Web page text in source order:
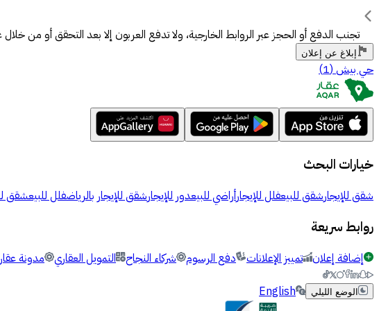
تجنب الدفع أو الحجز عبر الروابط الخارجية، ولا تدفع العربون إلا بعد التحقق أو من خلال
إبلاغ عن إعلان
حي بيش (
1
)
خيارات البحث
شقق للإيجارشقق للبيعفلل للإيجارأراضي للبيعدور للإيجارشقق للإيجار بالرياضفلل للبيعشقق
روابط سريعة
إضافة إعلان تمييز الإعلانات دفع الرسوم شركاء النجاح التمويل العقاري مدونة عقار
الوضع الليلي English